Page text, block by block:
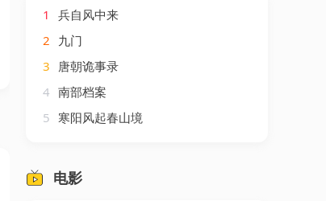
1
兵自风中来
2 九门
3 唐朝诡事录
4 南部档案
5 寒阳风起春山境
电影